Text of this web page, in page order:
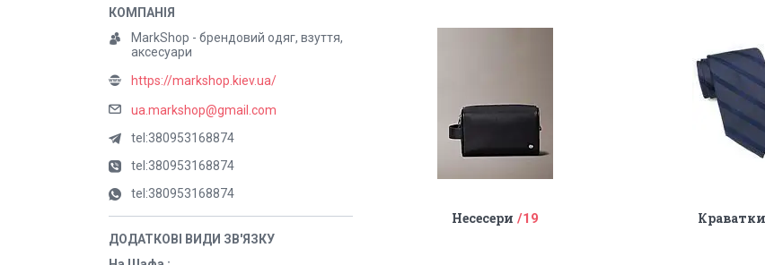
Несесери 19 Краватки
MarkShop - брендовий одяг, взуття,
аксесуари
https://markshop.kiev.ua/
ua.markshop@gmail.com
tel:380953168874
tel:380953168874
tel:380953168874